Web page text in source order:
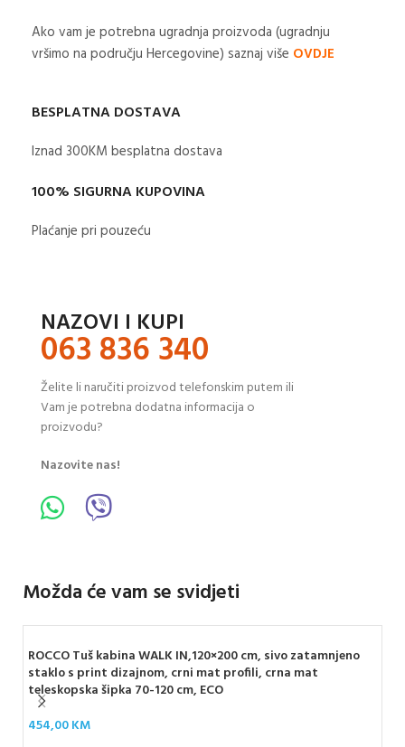
Ako vam je potrebna ugradnja proizvoda (ugradnju
vršimo na području Hercegovine) saznaj više OVDJE
BESPLATNA DOSTAVA
Iznad 300KM besplatna dostava​
100% SIGURNA KUPOVINA
Plaćanje pri pouzeću
NAZOVI I KUPI
063 836 340
Želite li naručiti proizvod telefonskim putem ili
Vam je potrebna dodatna informacija o
proizvodu?
Nazovite nas!
Možda će vam se svidjeti
ROCCO Tuš kabina WALK IN,120×200 cm, sivo zatamnjeno
staklo s print dizajnom, crni mat profili, crna mat
teleskopska šipka 70-120 cm, ECO
454,00KM